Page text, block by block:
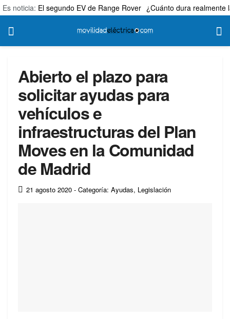
Es noticia: El segundo EV de Range Rover ¿Cuánto dura realmente
Abierto el plazo para
solicitar ayudas para
vehículos e
infraestructuras del Plan
Moves en la Comunidad
de Madrid
21 agosto 2020 - Categoría: Ayudas, Legislación